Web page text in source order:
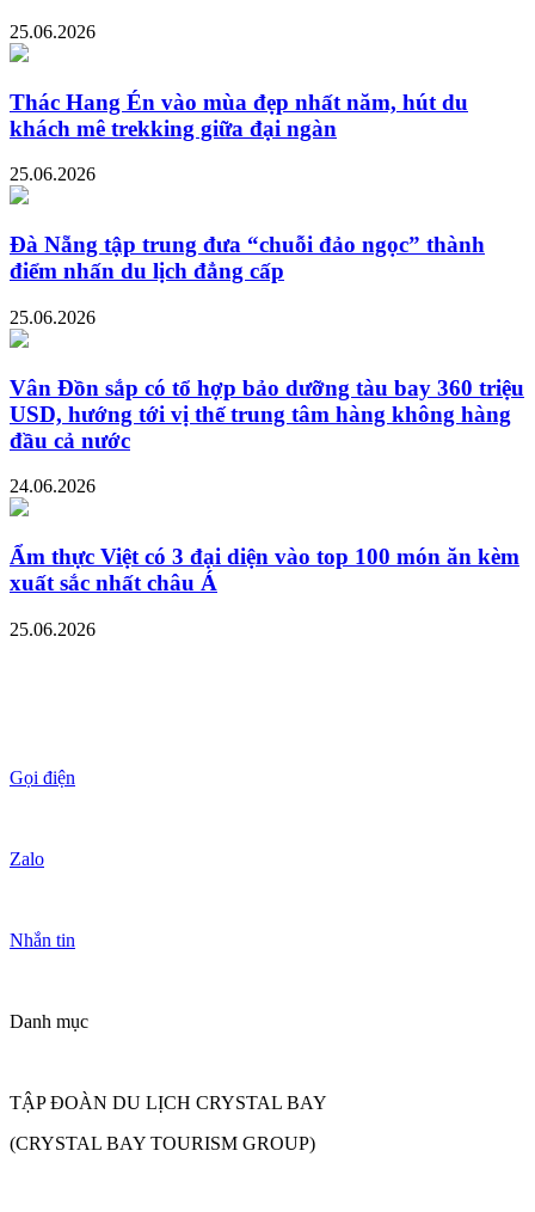
25.06.2026
Thác Hang Én vào mùa đẹp nhất năm, hút du
khách mê trekking giữa đại ngàn
25.06.2026
Đà Nẵng tập trung đưa “chuỗi đảo ngọc” thành
điểm nhấn du lịch đẳng cấp
25.06.2026
Vân Đồn sắp có tổ hợp bảo dưỡng tàu bay 360 triệu
USD, hướng tới vị thế trung tâm hàng không hàng
đầu cả nước
24.06.2026
Ẩm thực Việt có 3 đại diện vào top 100 món ăn kèm
xuất sắc nhất châu Á
25.06.2026
Gọi điện
Zalo
Nhắn tin
Danh mục
TẬP ĐOÀN DU LỊCH CRYSTAL BAY
(CRYSTAL BAY TOURISM GROUP)